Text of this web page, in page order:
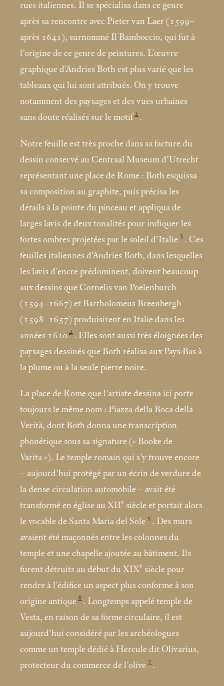
rues italiennes. Il se spécialisa dans ce genre
après sa rencontre avec Pieter van Laer (1599–
après 1641), surnommé Il Bamboccio, qui fut à
l’origine de ce genre de peintures. L’œuvre
graphique d’Andries Both est plus varié que les
tableaux qui lui sont attribués. On y trouve
notamment des paysages et des vues urbaines
sans doute réalisés sur le motif 2 .
Notre feuille est très proche dans sa facture du
dessin conservé au Centraal Museum d’Utrecht
représentant une place de Rome : Both esquissa
sa composition au graphite, puis précisa les
détails à la pointe du pinceau et appliqua de
larges lavis de deux tonalités pour indiquer les
fortes ombres projetées par le soleil d’Italie 3 . Ces
feuilles italiennes d’Andries Both, dans lesquelles
les lavis d’encre prédominent, doivent beaucoup
aux dessins que Cornelis van Poelenburch
(1594–1667) et Bartholomeus Breenbergh
(1598–1657) produisirent en Italie dans les
années 1620 4. Elles sont aussi très éloignées des
paysages dessinés que Both réalisa aux Pays-Bas à
la plume ou à la seule pierre noire.
La place de Rome que l’artiste dessina ici porte
toujours le même nom : Piazza della Boca della
Verità, dont Both donna une transcription
phonétique sous sa signature (« Booke de
Varita »). Le temple romain qui s’y trouve encore
– aujourd’hui protégé par un écrin de verdure de
la dense circulation automobile – avait été
transformé en église au XIIe siècle et portait alors
le vocable de Santa Maria del Sole 5 . Des murs
avaient été maçonnés entre les colonnes du
temple et une chapelle ajoutée au bâtiment. Ils
furent détruits au début du XIXe siècle pour
rendre à l’édifice un aspect plus conforme à son
origine antique 6 . Longtemps appelé temple de
Vesta, en raison de sa forme circulaire, il est
aujourd’hui considéré par les archéologues
comme un temple dédié à Hercule dit Olivarius,
protecteur du commerce de l’olive 7 .